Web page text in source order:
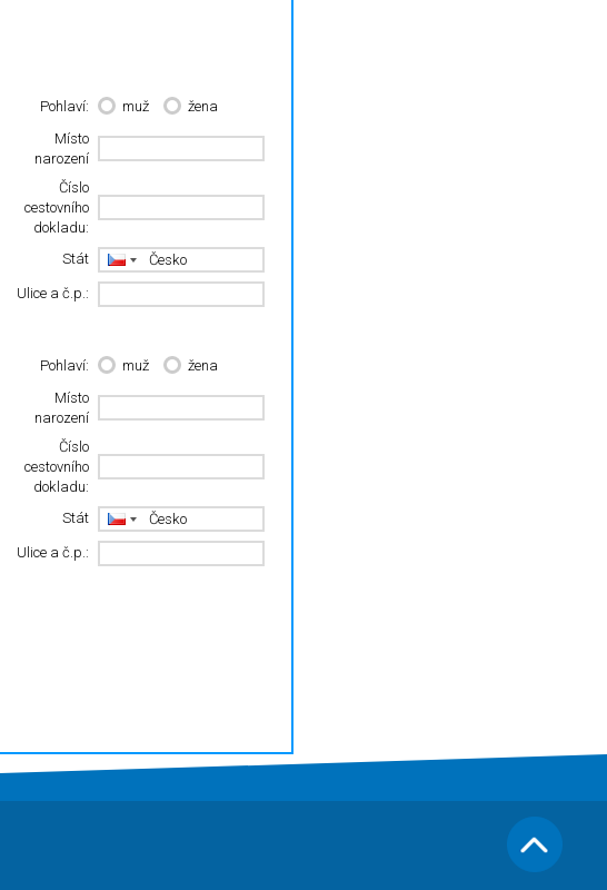
Pohlaví: muž
žena
Místo
narození
Číslo
cestovního
dokladu:
Stát
Ulice a č.p.:
Pohlaví: muž
žena
Místo
narození
Číslo
cestovního
dokladu:
Stát
Ulice a č.p.: